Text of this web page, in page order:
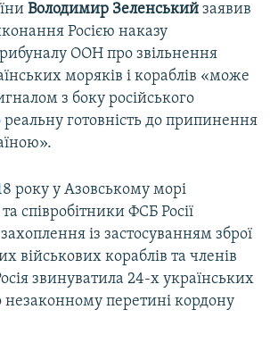
Володимир Зеленський заявив
Росією наказу
ООН про звільнення
моряків і кораблів «може
з боку російського
готовність до припинення
року у Азовському морі
співробітники ФСБ Росії
із застосуванням зброї
військових кораблів та членів
звинуватила 24-х українських
незаконному перетині кордону